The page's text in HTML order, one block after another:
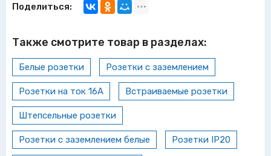
Поделиться:
Также смотрите товар в разделах:
Белые розетки Розетки с заземлением
Розетки на ток 16А Встраиваемые розетки
Штепсельные розетки
Розетки с заземлением белые Розетки IP20